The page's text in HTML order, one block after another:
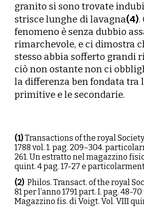
granito si sono trovate
strisce lunghe di lavagna(4).
fenomeno è senza dubbio
rimarchevole, e ci dimostra
stesso abbia sofferto grandi
ciò non ostante non ci
la differenza ben fondata tra
primitive e le secondarie.
(1)Transactions of the royal
1788 vol. 1. pag. 209–304.
261. Un estratto nel magazzino
quint. 4 pag. 17-27 e
(2) Philos. Transact. of the royal
81 per l’anno 1791 part. I. pag. 48-
Magazzino fis. di Voigt. Vol. VIII